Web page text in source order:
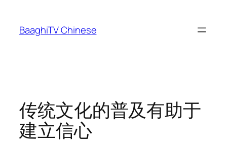
content
BaaghiTV Chinese
传统文化的普及有助于
建立信心